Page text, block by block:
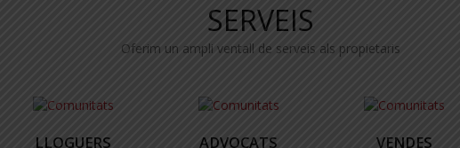
SERVEIS
Oferim un ampli ventall de serveis als propietaris
LLOGUERS ADVOCATS VENDES